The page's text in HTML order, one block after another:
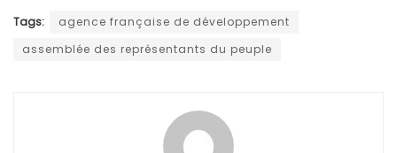
Tags:
agence française de développement
assemblée des représentants du peuple